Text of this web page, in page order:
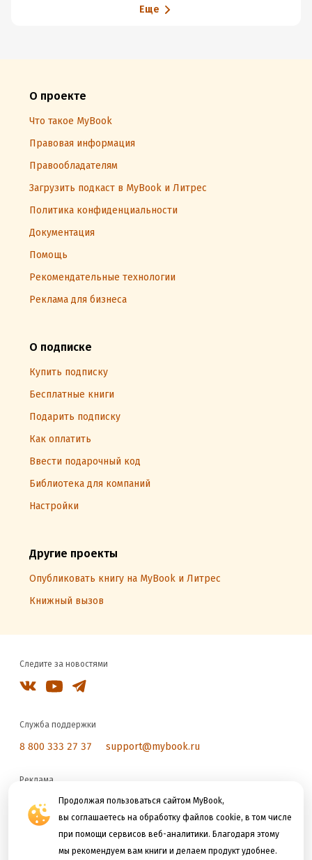
Продолжая пользоваться сайтом MyBook,
вы соглашаетесь на обработку файлов cookie, в том числе
при помощи сервисов веб-аналитики. Благодаря этому
мы рекомендуем вам книги и делаем продукт удобнее.
Еще
О проекте
Что такое MyBook
Правовая информация
Правообладателям
Загрузить подкаст в MyBook и Литрес
Политика конфиденциальности
Документация
Помощь
Рекомендательные технологии
Реклама для бизнеса
О подписке
Купить подписку
Бесплатные книги
Подарить подписку
Как оплатить
Ввести подарочный код
Библиотека для компаний
Настройки
Другие проекты
Опубликовать книгу на MyBook и Литрес
Книжный вызов
Следите за новостями
Служба поддержки
8 800 333 27 37 support@mybook.ru
Реклама
reklama@litres.ru
Мы принимаем к оплате